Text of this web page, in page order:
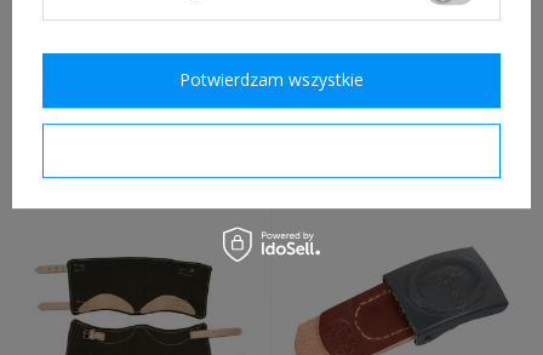
Hak mundurowy niemiecki
- 1 sztuka
Szelki do spodni
mundurowych, czeskie
Potwierdzam wszystkie